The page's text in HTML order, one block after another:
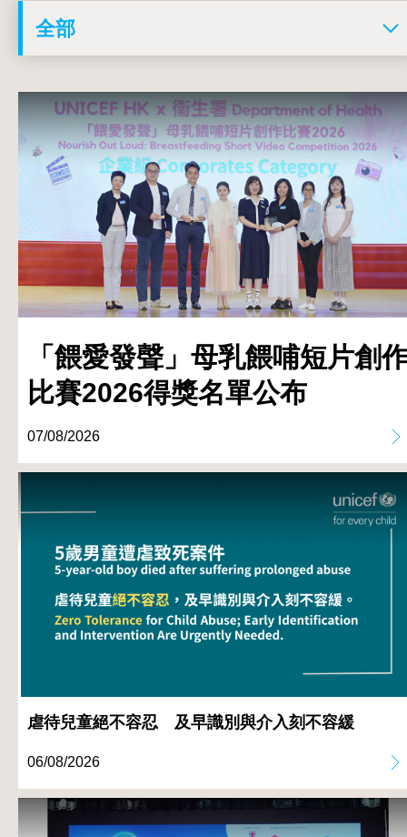
「餵愛發聲」母乳餵哺短片創
比賽2026得獎名單公布
07/08/2026
虐待兒童絕不容忍 及早識別與介入刻不容緩
06/08/2026